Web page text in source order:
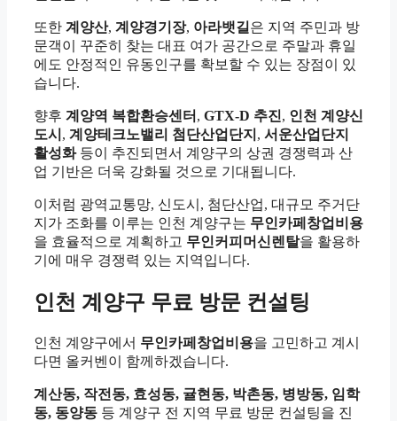
또한 계양산, 계양경기장, 아라뱃길 은 지역 주민과 방
문객이 꾸준히 찾는 대표 여가 공간으로 주말과 휴일
에도 안정적인 유동인구를 확보할 수 있는 장점이 있
습니다.
향후 계양역 복합환승센터 , GTX-D 추진, 인천 계양신
도시 , 계양테크노밸리 첨단산업단지 , 서운산업단지
활성화등이 추진되면서 계양구의 상권 경쟁력과 산
업 기반은 더욱 강화될 것으로 기대됩니다.
이처럼 광역교통망, 신도시, 첨단산업, 대규모 주거단
지가 조화를 이루는 인천 계양구는 무인카페창업비용
을 효율적으로 계획하고 무인커피머신렌탈을 활용하
기에 매우 경쟁력 있는 지역입니다.
인천 계양구 무료 방문 컨설팅
인천 계양구에서 무인카페창업비용을 고민하고 계시
다면 올커벤이 함께하겠습니다.
계산동, 작전동, 효성동, 귤현동, 박촌동, 병방동, 임학
동, 동양동 등 계양구 전 지역 무료 방문 컨설팅을 진